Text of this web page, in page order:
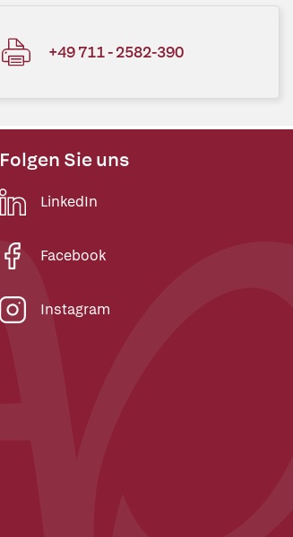
+49 711 - 2582-390
Folgen Sie uns
LinkedIn
Facebook
Instagram